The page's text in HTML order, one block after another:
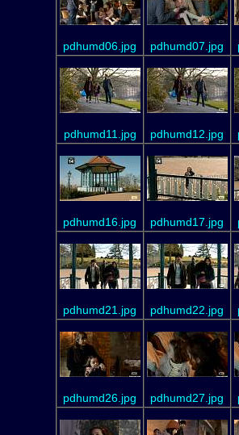
pdhumd06.jpg pdhumd07.jpg
pdhumd11.jpg pdhumd12.jpg
pdhumd16.jpg pdhumd17.jpg
pdhumd21.jpg pdhumd22.jpg
pdhumd26.jpg pdhumd27.jpg